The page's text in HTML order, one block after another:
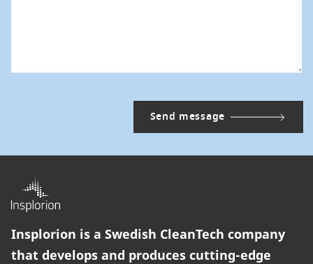
Insplorion is a Swedish CleanTech company
that develops and produces cutting-edge